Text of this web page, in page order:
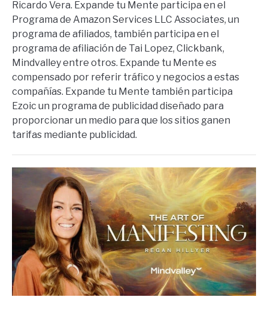
Ricardo Vera. Expande tu Mente participa en el
Programa de Amazon Services LLC Associates, un
programa de afiliados, también participa en el
programa de afiliación de Tai Lopez, Clickbank,
Mindvalley entre otros. Expande tu Mente es
compensado por referir tráfico y negocios a estas
compañías. Expande tu Mente también participa
Ezoic un programa de publicidad diseñado para
proporcionar un medio para que los sitios ganen
tarifas mediante publicidad.